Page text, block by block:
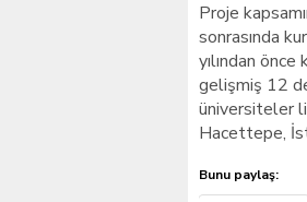
Proje
sonrasında
yılından
gelişmiş 12
üniversiteler
Hacettepe,
Bunu paylaş: